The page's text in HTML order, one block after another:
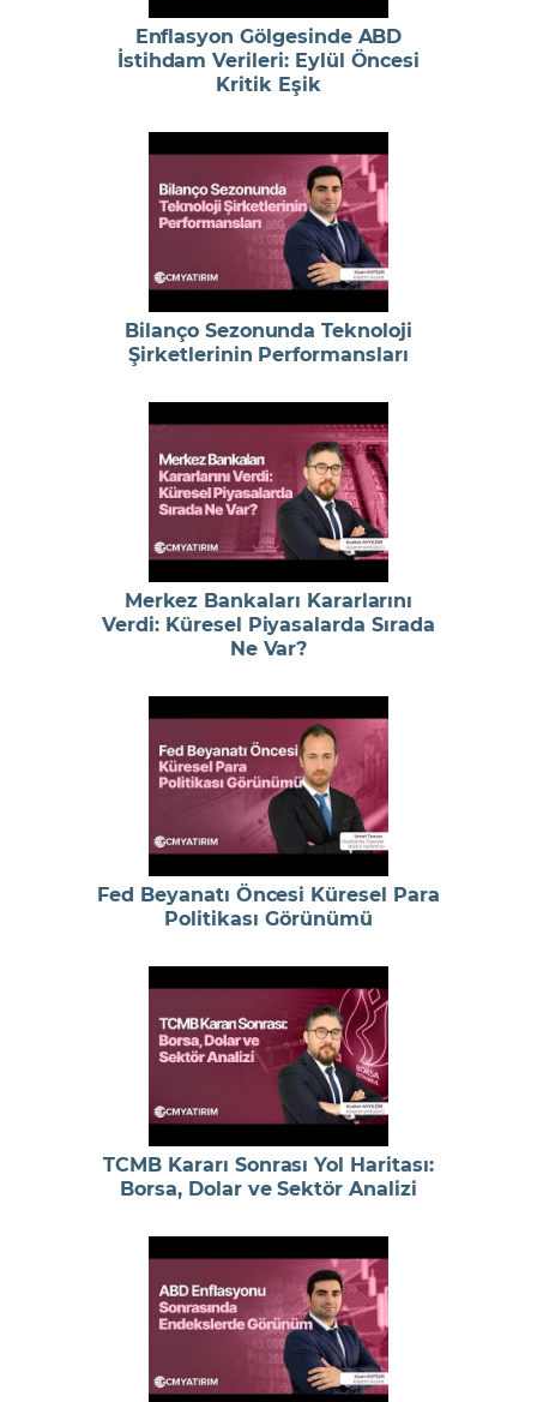
Enflasyon Gölgesinde ABD
İstihdam Verileri: Eylül Öncesi
Kritik Eşik
Bilanço Sezonunda Teknoloji
Şirketlerinin Performansları
Merkez Bankaları Kararlarını
Verdi: Küresel Piyasalarda Sırada
Ne Var?
Fed Beyanatı Öncesi Küresel Para
Politikası Görünümü
TCMB Kararı Sonrası Yol Haritası:
Borsa, Dolar ve Sektör Analizi